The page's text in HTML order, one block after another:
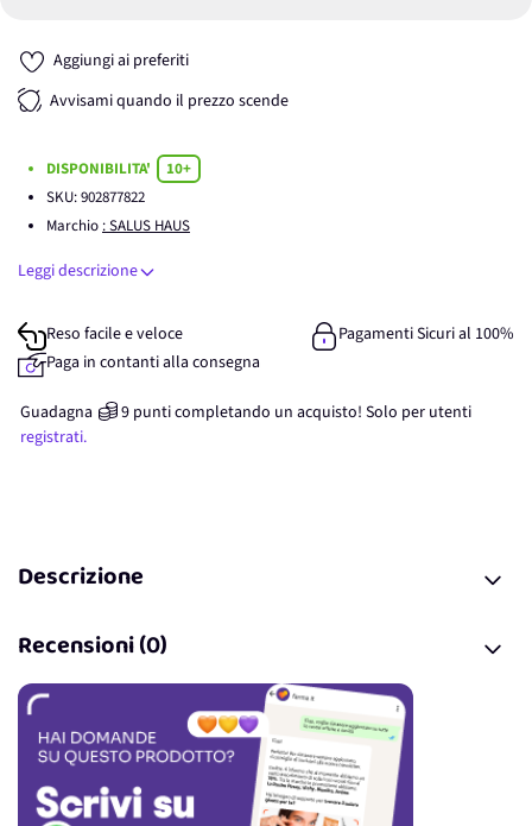
Aggiungi ai preferiti
Avvisami quando il prezzo scende
DISPONIBILITA'
10+
SKU:902877822
Marchio : SALUS HAUS
Leggi descrizione
Reso facile e veloce
Pagamenti Sicuri al 100%
Paga in contanti alla consegna
Guadagna 9 punticompletando un acquisto! Solo per utenti
registrati.
Descrizione
Recensioni (0)